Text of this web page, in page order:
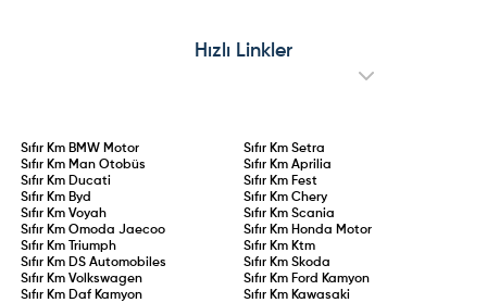
Hızlı Linkler
Sıfır Km BMW Motor Sıfır Km Setra
Sıfır Km Man Otobüs Sıfır Km Aprilia
Sıfır Km Ducati Sıfır Km Fest
Sıfır Km Byd Sıfır Km Chery
Sıfır KmVoyah Sıfır Km Scania
Sıfır KmOmoda Jaecoo Sıfır Km Honda Motor
Sıfır Km
Triumph Sıfır Km Ktm
Sıfır Km DS Automobiles Sıfır Km Skoda
Sıfır KmVolkswagen Sıfır Km Ford Kamyon
Sıfır Km Daf Kamyon Sıfır Km Kawasaki